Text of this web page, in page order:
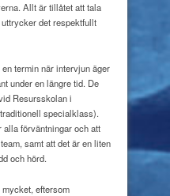
Allt är tillåtet att tala
det respektfullt
termin när intervjun äger
under en längre tid. De
Resursskolan i
specialklass).
alla förväntningar och att
samt att det är en liten
och hörd.
eftersom